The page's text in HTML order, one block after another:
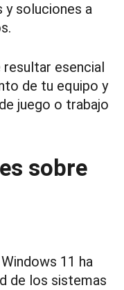
y soluciones a
esencial
de tu equipo y
juego o trabajo
sobre
11 ha
de los sistemas